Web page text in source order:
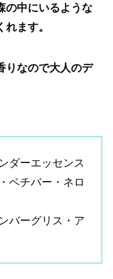
の中にいるような
ます。
りなので大人のデ
ダーエッセンス
ベチバー・ネロ
バーグリス・ア